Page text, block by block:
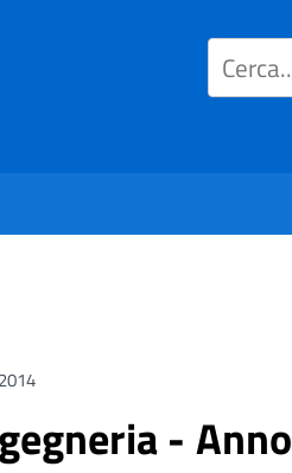
- Anno